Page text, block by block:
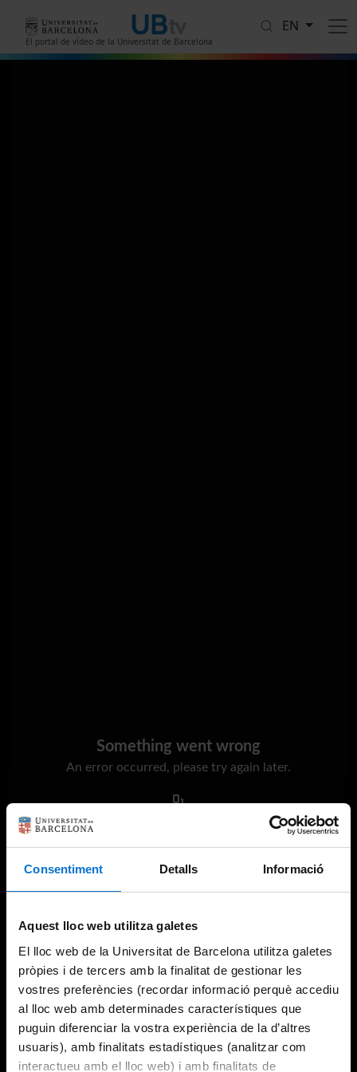
Consentiment Detalls Informació
Aquest lloc web utilitza galetes
El lloc web de la Universitat de Barcelona utilitza galetes
pròpies i de tercers amb la finalitat de gestionar les
vostres preferències (recordar informació perquè accediu
al lloc web amb determinades característiques que
puguin diferenciar la vostra experiència de la d’altres
usuaris), amb finalitats estadístiques (analitzar com
interactueu amb el lloc web) i amb finalitats de
El portal de vídeo de la Universitat de Barcelona
EN
Something went wrong
An error occurred, please try again later.